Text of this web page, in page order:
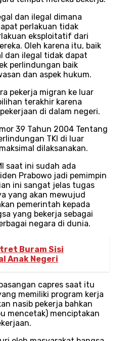
dan ilegal dimana
perlakuan tidak
eksploitatif dari
Oleh karena itu, baik
dan ilegal tidak dapat
perlindungan baik
dan aspek hukum.
pekerja migran ke luar
terakhir karena
di dalam negeri.
39 Tahun 2004 Tentang
TKI di luar
dilaksanakan.
saat ini sudah ada
Prabowo jadi pemimpin
ini sangat jelas tugas
yang akan mewujud
pemerintah kepada
yang bekerja sebagai
negara di dunia.
Buram Sisi
Anak Negeri
capres saat itu
memiliki program kerja
nasib pekerja bahkan
mencetak) menciptakan